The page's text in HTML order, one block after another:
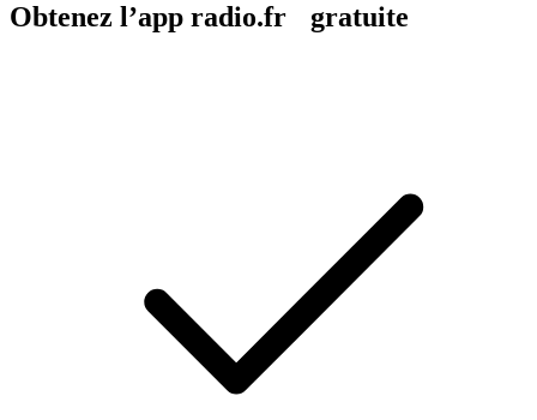
Obtenez l’app radio.fr gratuite